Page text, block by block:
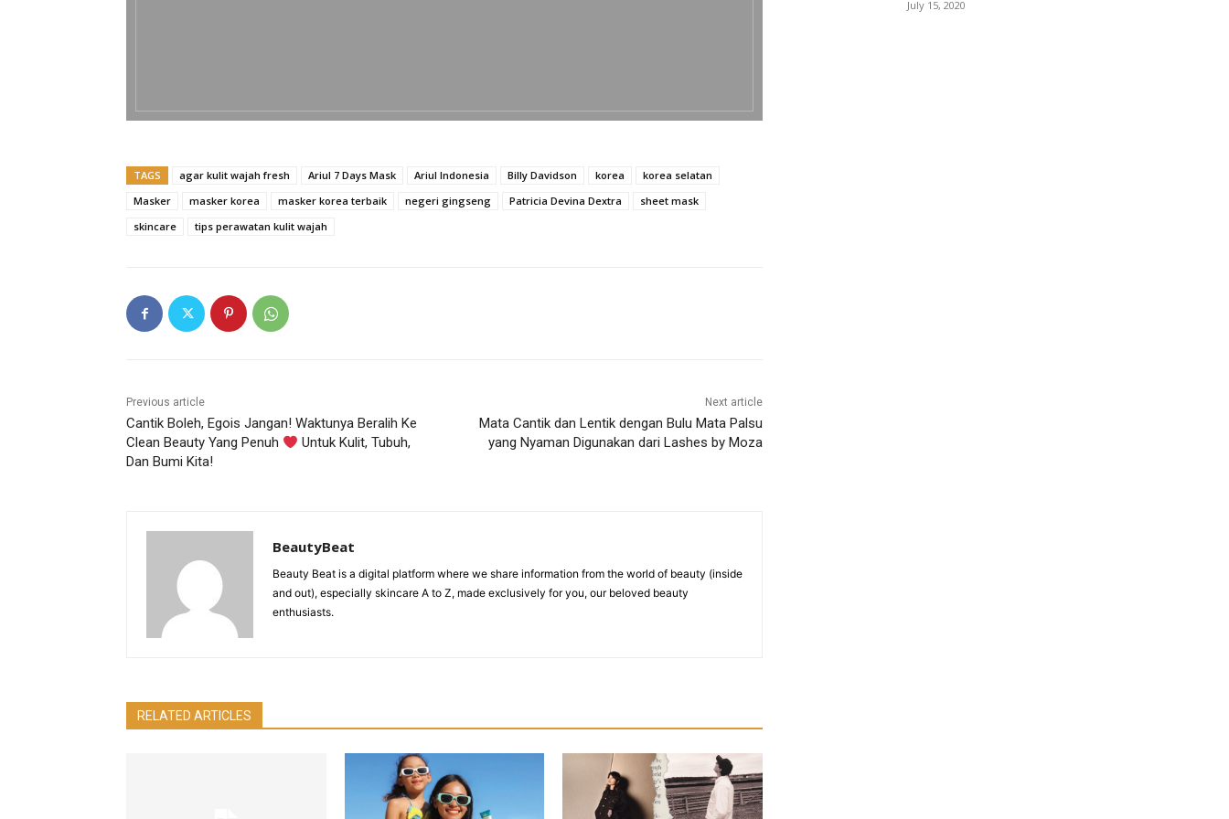
TAGS agar kulit wajah fresh Ariul 7 Days Mask Ariul Indonesia Billy Davidson korea
korea selatan
Masker
masker korea masker korea terbaik negeri gingseng Patricia Devina Dextra
sheet mask
skincare
tips perawatan kulit wajah
Previous article
Cantik Boleh, Egois Jangan! Waktunya Beralih Ke
Clean Beauty Yang Penuh
Untuk Kulit, Tubuh,
Dan Bumi Kita!
Next article
Mata Cantik dan Lentik dengan Bulu Mata Palsu
yang Nyaman Digunakan dari Lashes by Moza
BeautyBeat
Beauty Beat is a digital platform where we share information from the world of beauty (inside
and out), especially skincare A to Z, made exclusively for you, our beloved beauty
enthusiasts.
RELATED ARTICLES
July 15, 2020